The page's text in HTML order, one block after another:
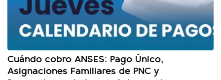
Cuándo cobro ANSES: Pago Único,
Asignaciones Familiares de PNC y